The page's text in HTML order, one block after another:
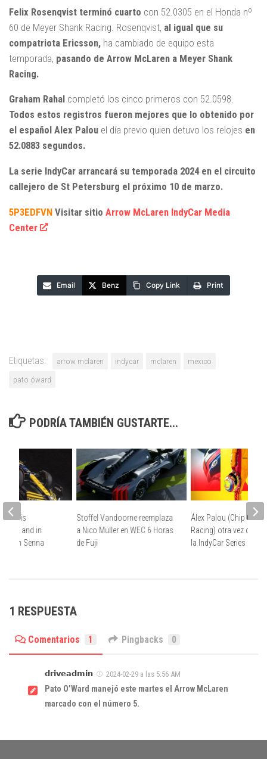
Felix Rosenqvist terminó cuarto con 52.0305 en el Honda nº
60 de Meyer Shank Racing. Rosenqvist, al igual que su
compatriota Ericsson, ha cambiado de equipo esta
temporada, pasando de Arrow McLaren a Meyer Shank
Racing.
Graham Rahal completó los cinco primeros con 52.0598.
Todos estos registros fueron mejores que lo obtenido por
el español Alex Palou el día previo quien detuvo los relojes en
52.0883 segundos.
La serie IndyCar arrancará su temporada 2024 en el circuito
callejero de St Petersburg el próximo 10 de marzo.
5P3EDFVN Visitar sitio Arrow McLaren IndyCar Media
Center
Email Benz Copy Link Print
Etiquetas: arrow mclaren indycar mclaren
mexico
pato óward
PODRÍA TAMBIÉN GUSTARTE...
Stoffel Vandoorne reemplaza
a Nico Müller en WEC 6 Horas
de Fuji
Álex Palou (Chip
Racing) otra vez
la IndyCar Series
is
OKX and in
with Senna
1 RESPUESTA
Comentarios 1 Pingbacks 0
𝗱𝗿𝗶𝘃𝗲𝗮𝗱𝗺𝗶𝗻 2024-02-29 a las 5:56 AM
Pato O’Ward manejó este martes el Arrow McLaren
marcado con el número 5.